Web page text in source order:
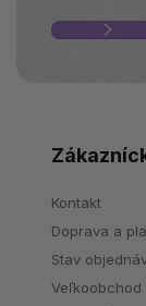
Kontakt
Doprava a
Stav
Veľkoobchod